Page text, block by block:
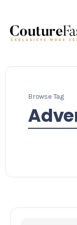
Browse Tag